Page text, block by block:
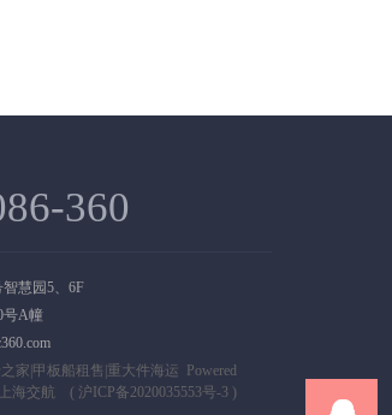
360
慧园5、6F
号A幢
家|甲板船租售|重大件海运 Powered
上海交航 ( 沪ICP备2020035553号-3 )